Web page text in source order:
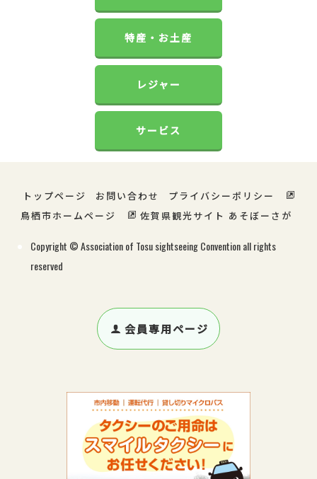
特産・お土産
レジャー
サービス
トップページ お問い合わせ
プライバシーポリシー
鳥栖市ホームページ
佐賀県観光サイト あそぼーさが
Copyright © Association of Tosu sightseeing Convention all rights
reserved
会員専用ページ